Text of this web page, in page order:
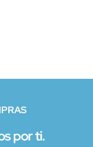
por ti.